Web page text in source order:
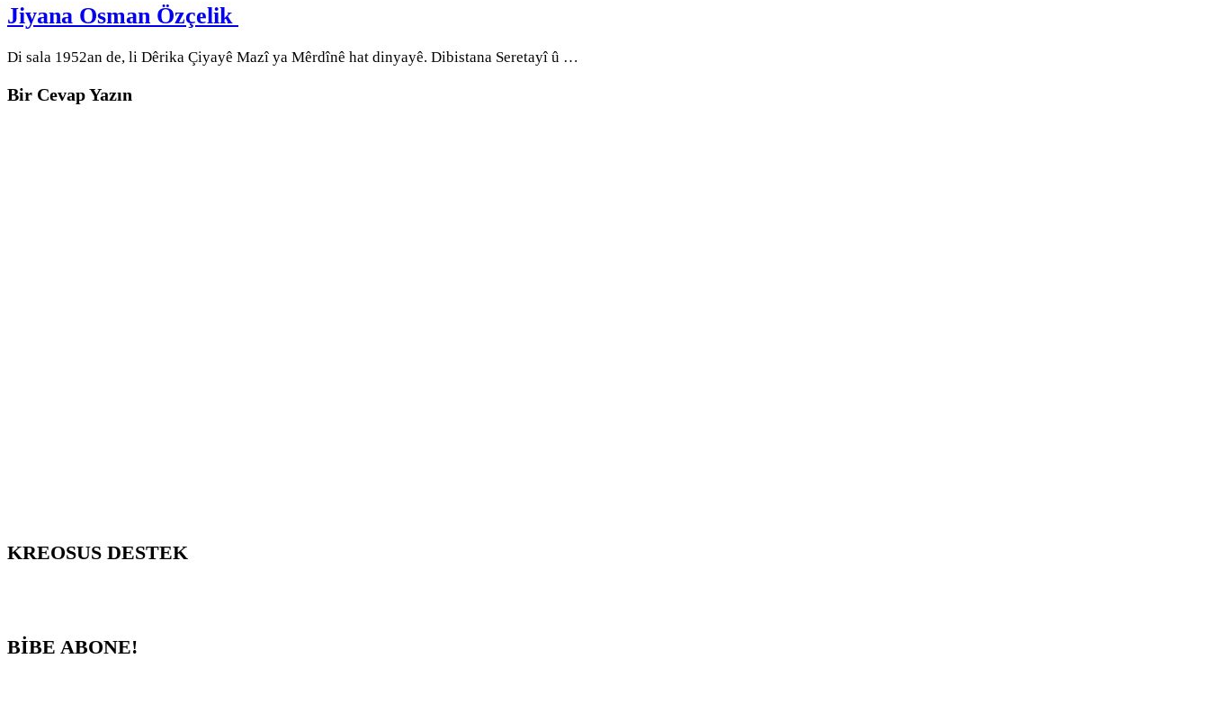
Jiyana Osman Özçelik
Di sala 1952an de, li Dêrika Çiyayê Mazî ya Mêrdînê hat dinyayê. Dibistana Seretayî û …
Bir Cevap Yazın
KREOSUS DESTEK
BİBE ABONE!